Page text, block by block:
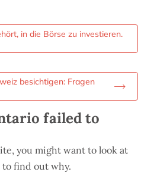
in die Börse zu investieren.
besichtigen: Fragen
failed to
you might want to look at
find out why.